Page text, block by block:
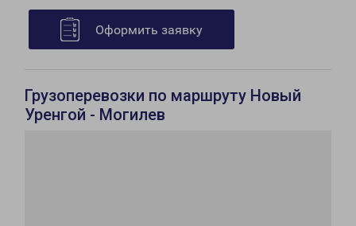
Оформить заявку
Грузоперевозки по маршруту Новый
Уренгой - Могилев